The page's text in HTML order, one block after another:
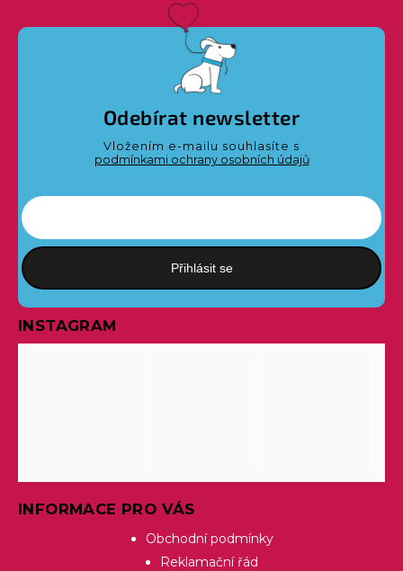
Odebírat newsletter
Vložením e-mailu souhlasíte s
podmínkami ochrany osobních údajů
Přihlásit se
INSTAGRAM
INFORMACE PRO VÁS
Obchodní podmínky
Reklamační řád